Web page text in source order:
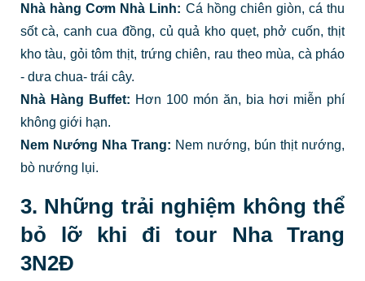
Nhà hàng Cơm Nhà Linh: Cá hồng chiên giòn, cá thu
sốt cà, canh cua đồng, củ quả kho quẹt, phở cuốn, thịt
kho tàu, gỏi tôm thịt, trứng chiên, rau theo mùa, cà pháo
- dưa chua- trái cây.
Nhà Hàng Buffet: Hơn 100 món ăn, bia hơi miễn phí
không giới hạn.
Nem Nướng Nha Trang: Nem nướng, bún thịt nướng,
bò nướng lụi.
3. Những trải nghiệm không thể
bỏ lỡ khi đi tour Nha Trang
3N2Đ